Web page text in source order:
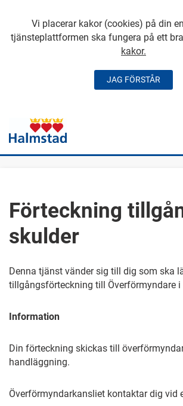
Vi placerar kakor (cookies) på din
tjänsteplattformen ska fungera på ett
kakor.
JAG FÖRSTÅR
Förteckning
skulder
Denna tjänst vänder sig till dig som ska
tillgångsförteckning till Överförmyndare i
Information
Din förteckning skickas till
handläggning.
Överförmyndarkansliet kontaktar dig vid